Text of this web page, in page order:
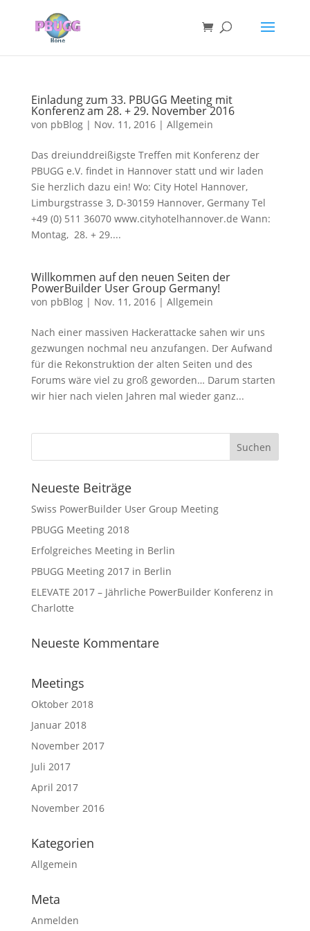
Einladung zum 33. PBUGG Meeting mit
Konferenz am 28. + 29. November 2016
von pbBlog| Nov. 11, 2016| Allgemein
Das dreiunddreißigste Treffen mit Konferenz der
PBUGG e.V. findet in Hannover statt und wir laden
Sie herzlich dazu ein! Wo: City Hotel Hannover,
Limburgstrasse 3, D-30159 Hannover, Germany Tel
+49 (0) 511 36070 www.cityhotelhannover.de Wann:
Montag, 28. + 29....
Willkommen auf den neuen Seiten der
PowerBuilder User Group Germany!
von pbBlog| Nov. 11, 2016| Allgemein
Nach einer massiven Hackerattacke sahen wir uns
gezwungen nochmal neu anzufangen. Der Aufwand
für die Rekonstruktion der alten Seiten und des
Forums wäre viel zu groß geworden… Darum starten
wir hier nach vielen Jahren mal wieder ganz...
Neueste Beiträge
Swiss PowerBuilder User Group Meeting
PBUGG Meeting 2018
Erfolgreiches Meeting in Berlin
PBUGG Meeting 2017 in Berlin
ELEVATE 2017 – Jährliche PowerBuilder Konferenz in
Charlotte
Neueste Kommentare
Meetings
Oktober 2018
Januar 2018
November 2017
Juli 2017
April 2017
November 2016
Kategorien
Allgemein
Meta
Anmelden